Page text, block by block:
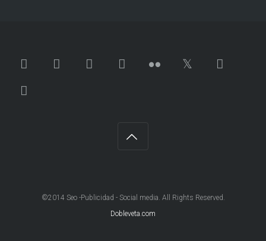
©2014 Seo -Publicidad - Social media. All Rights Reserved.
Dobleveta.com